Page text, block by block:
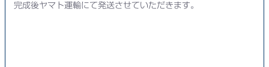
完成後ヤマト運輸にて発送させていただきます。